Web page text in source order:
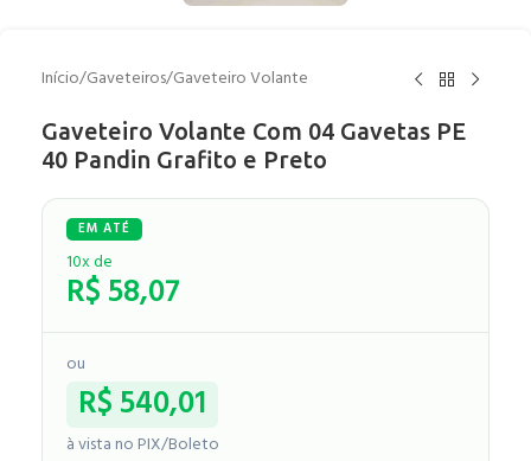
Início/Gaveteiros/Gaveteiro Volante
Gaveteiro Volante Com 04 Gavetas PE
40 Pandin Grafito e Preto
10x de
R$58,07
ou
R$540,01
à vista no PIX/Boleto